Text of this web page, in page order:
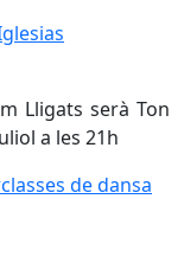
Lligats serà Ton
a les 21h
de dansa
de dansa